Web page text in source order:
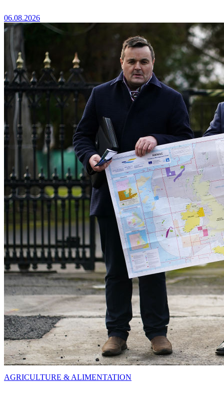
06.08.2026
AGRICULTURE & ALIMENTATION